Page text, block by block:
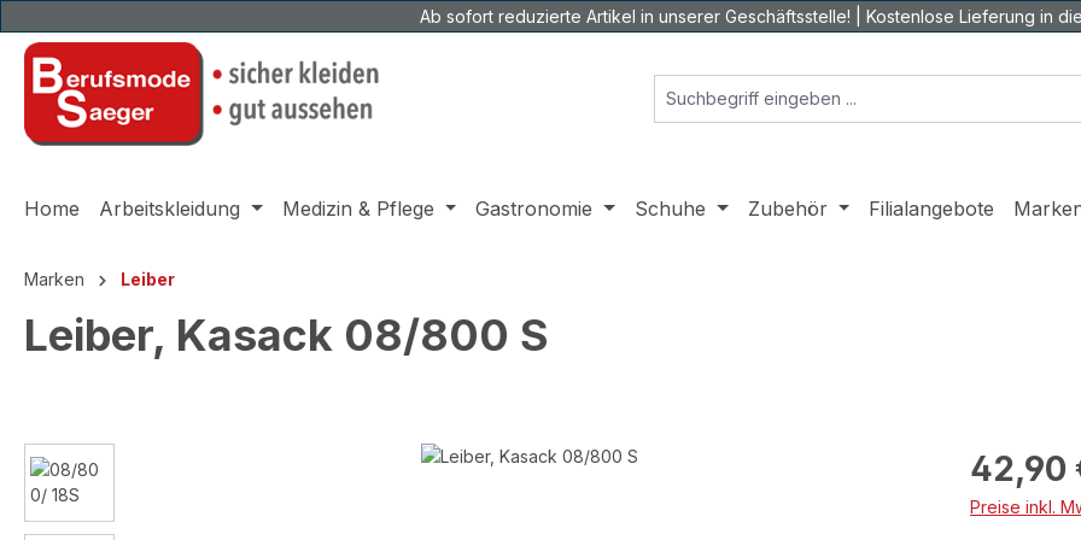
Ab sofort reduzierte Artikel in unserer Geschäftsstelle! | Kostenlose Lieferung in
Home Arbeitskleidung Medizin & Pflege Gastronomie Schuhe Zubehör Filialangebote
Marken Leiber
Leiber, Kasack 08/800 S
Bildergalerie überspringen Regulärer
42,90
Preise inkl.